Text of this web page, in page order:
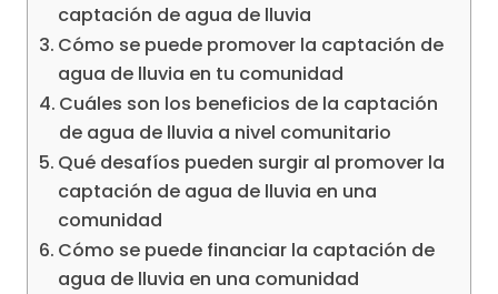
captación de agua de lluvia
Cómo se puede promover la captación de
agua de lluvia en tu comunidad
Cuáles son los beneficios de la captación
de agua de lluvia a nivel comunitario
Qué desafíos pueden surgir al promover la
captación de agua de lluvia en una
comunidad
Cómo se puede financiar la captación de
agua de lluvia en una comunidad